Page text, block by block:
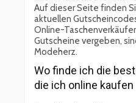
Auf dieser Seite finden
aktuellen
Online-
Gutscheine vergeben,
Modeherz.
Wo finde ich die
die ich online kaufen